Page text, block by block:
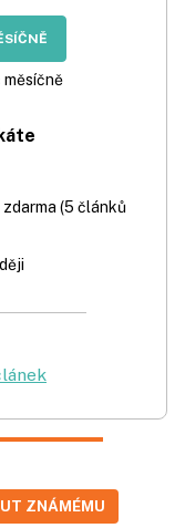
měsíčně
zdarma (5 článků
ZNÁMÉMU